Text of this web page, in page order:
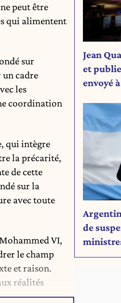
peut être
qui alimentent
sur
un cadre
les
coordination
qui intègre
la précarité,
de cette
sur la
avec toute
VI,
le champ
et raison.
réalités
Jean
et
envoyé
de
déficit